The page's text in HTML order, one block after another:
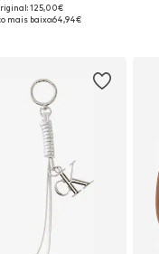
One Size
125,00€
mais baixo:64,94€